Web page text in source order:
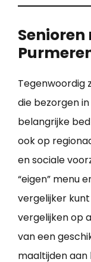
Tegenwoordig
die bezorgen
belangrijke
ook op
en sociale
“eigen” menu
vergelijker
vergelijken op
van een
maaltijden aan